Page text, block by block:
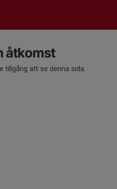
åtkomst
tillgång att se denna sida.